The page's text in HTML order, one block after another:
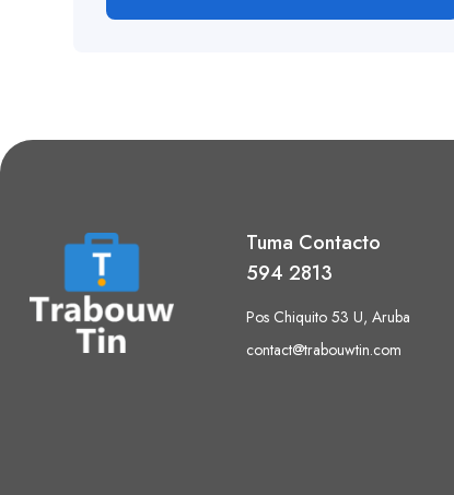
Tuma Contacto
594 2813
Pos Chiquito 53 U, Aruba
contact@trabouwtin.com